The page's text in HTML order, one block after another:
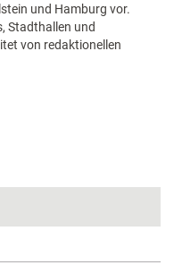
und Hamburg vor.
Stadthallen und
von redaktionellen